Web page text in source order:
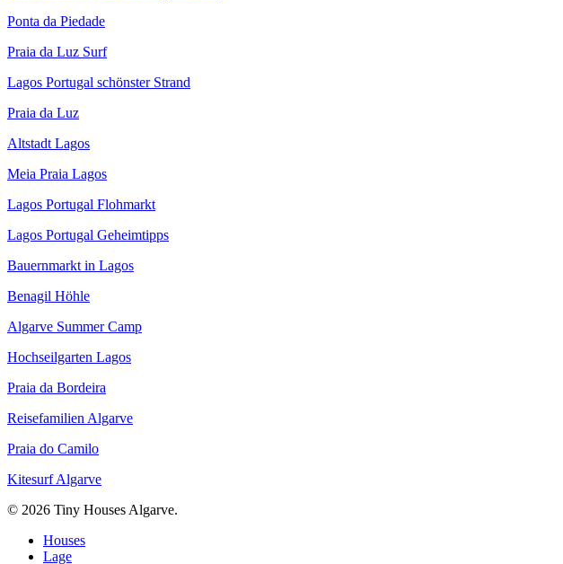
Ponta da Piedade
Praia da Luz Surf
Lagos Portugal schönster Strand
Praia da Luz
Altstadt Lagos
Meia Praia Lagos
Lagos Portugal Flohmarkt
Lagos Portugal Geheimtipps
Bauernmarkt in Lagos
Benagil Höhle
Algarve Summer Camp
Hochseilgarten Lagos
Praia da Bordeira
Reisefamilien Algarve
Praia do Camilo
Kitesurf Algarve
© 2026 Tiny Houses Algarve.
Close
Menu
Houses
Lage